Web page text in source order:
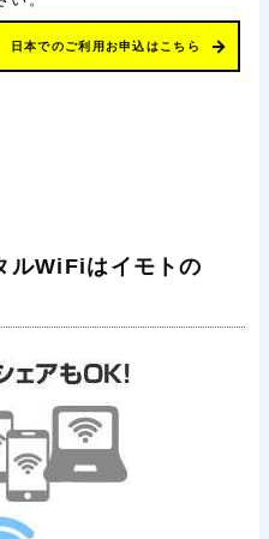
日本でのご利用お申込はこちら
ルWiFiはイモトの